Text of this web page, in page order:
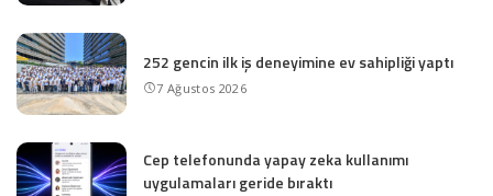
252 gencin ilk iş deneyimine ev sahipliği yaptı
7 Ağustos 2026
Cep telefonunda yapay zeka kullanımı
uygulamaları geride bıraktı